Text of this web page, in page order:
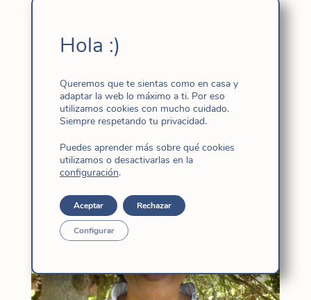
de Venezuela y afirma que en ella se encuentra
Nazaret, que la ama por pura gratuidad.
Hola :)
Queremos que te sientas como en casa y
adaptar la web lo máximo a ti. Por eso
utilizamos cookies con mucho cuidado.
Siempre respetando tu privacidad.
Puedes aprender más sobre qué cookies
utilizamos o desactivarlas en la
configuración.
Aceptar Rechazar
Configurar